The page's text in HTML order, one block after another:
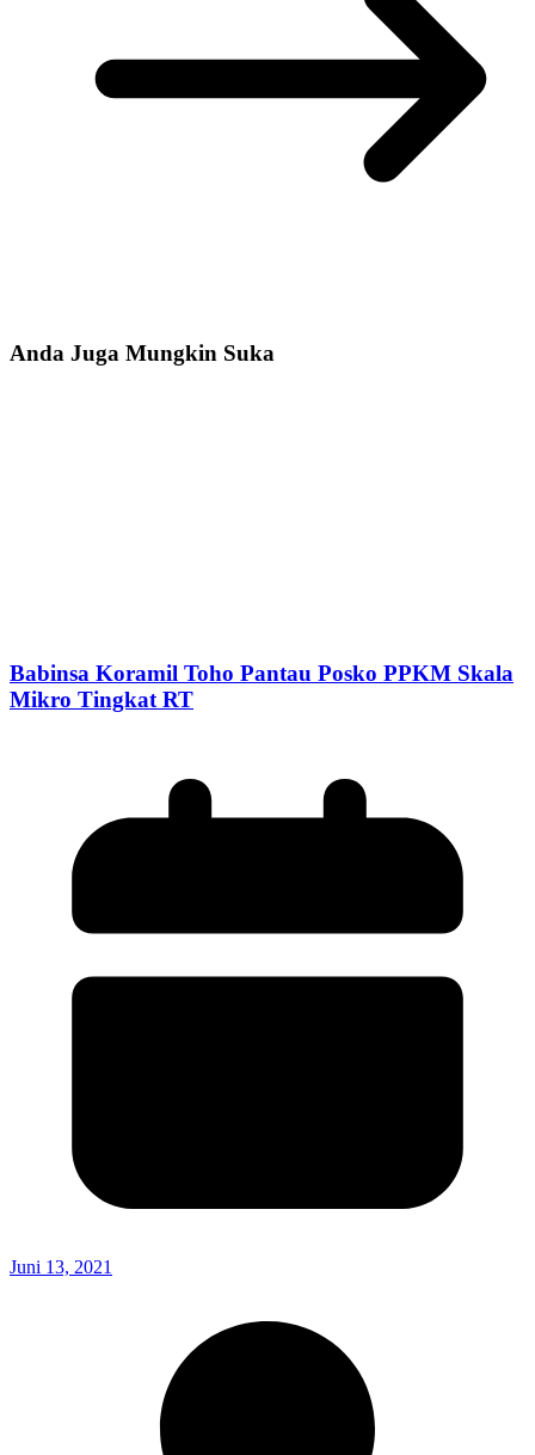
Anda Juga Mungkin Suka
Babinsa Koramil Toho Pantau Posko PPKM Skala
Mikro Tingkat RT
Juni 13, 2021